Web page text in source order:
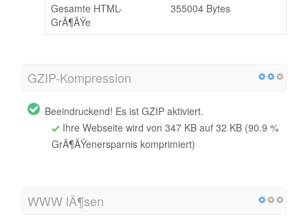
Gesamte HTML-
GrÃ¶ÃŸe
355004 Bytes
GZIP-Kompression
Beeindruckend! Es ist GZIP aktiviert.
Ihre Webseite wird von 347 KB auf 32 KB (90.9 %
GrÃ¶ÃŸenersparnis komprimiert)
WWW lÃ¶sen